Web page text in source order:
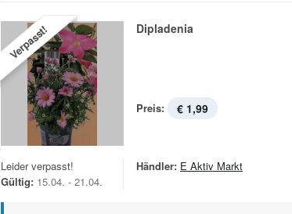
Verpasst! Dipladenia
Preis: € 1,99
Leider verpasst!
Gültig: 15.04. - 21.04.
Händler: E Aktiv Markt